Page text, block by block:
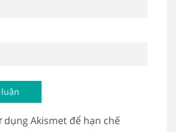
dụng Akismet để hạn chế